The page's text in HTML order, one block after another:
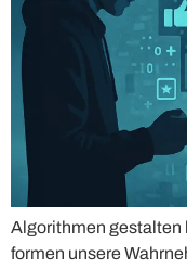
Algorithmen gestalten
formen unsere